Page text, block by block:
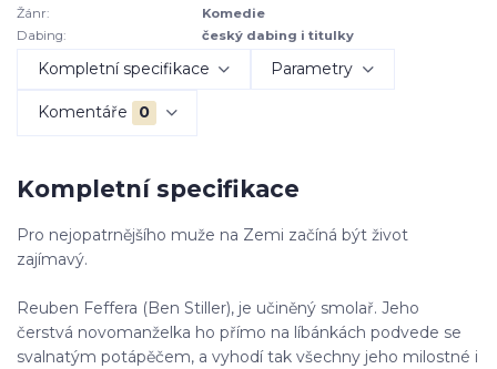
Žánr:
Komedie
Dabing:
český dabing i titulky
Kompletní specifikace Parametry
Komentáře 0
Kompletní specifikace
Pro nejopatrnějšího muže na Zemi začíná být život
zajímavý.
Reuben Feffera (Ben Stiller), je učiněný smolař. Jeho
čerstvá novomanželka ho přímo na líbánkách podvede se
svalnatým potápěčem, a vyhodí tak všechny jeho milostné i